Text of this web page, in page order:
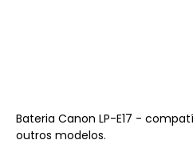
Bateria Canon LP-E17 -
outros modelos.